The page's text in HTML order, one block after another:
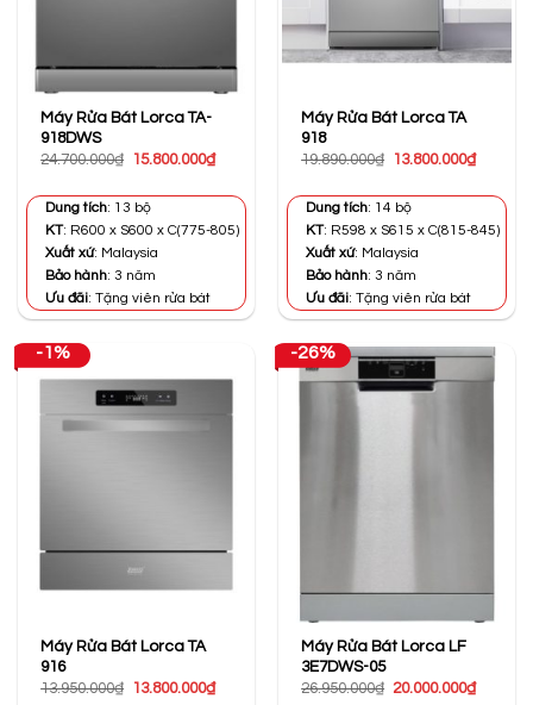
Máy Rửa Bát Lorca TA-
918DWS
24.700.000₫
Giá
24.700.000₫.
15.800.000₫Giá
Dung tích: 13 bộ
KT: R600 x S600 x C(775-805)
Xuất xứ: Malaysia
Bảo hành: 3 năm
Ưu đãi: Tặng viên rửa bát
Máy Rửa Bát Lorca TA
918
19.890.000₫
Giá
19.890.000₫.
13.800.000₫Giá
Dung tích: 14 bộ
KT: R598 x S615 x C(815-845)
Xuất xứ: Malaysia
Bảo hành: 3 năm
Ưu đãi: Tặng viên rửa bát
-1%
Máy Rửa Bát Lorca TA
916
13.950.000₫
Giá
13.800.000₫Giá
-26%
Máy Rửa Bát Lorca LF
3E7DWS-05
26.950.000₫ Giá
20.000.000₫Giá